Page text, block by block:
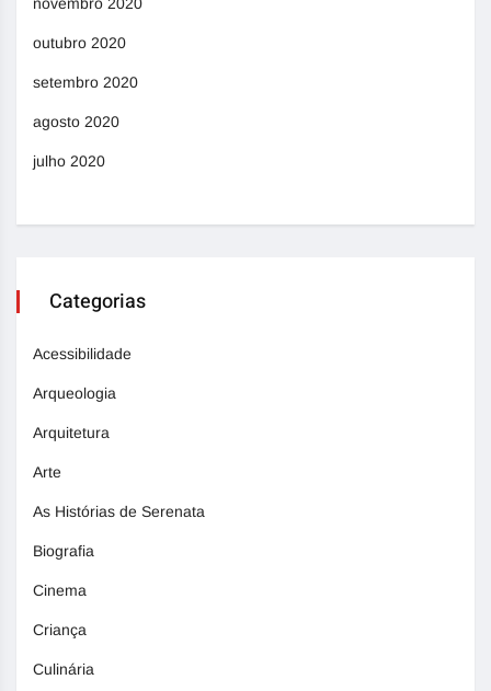
outubro 2020
setembro 2020
agosto 2020
julho 2020
Categorias
Acessibilidade
Arqueologia
Arquitetura
Arte
As Histórias de Serenata
Biografia
Cinema
Criança
Culinária